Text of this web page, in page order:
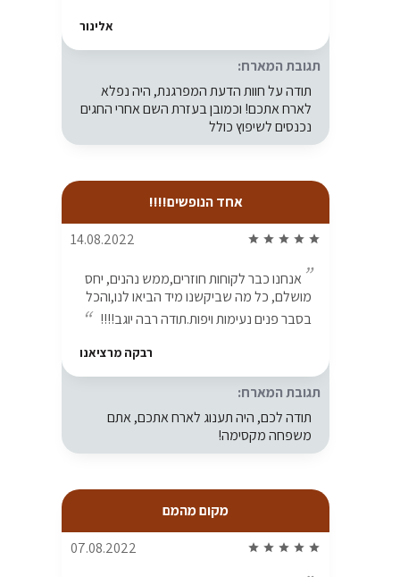
אלינור
תגובת המארח:
תודה על חוות הדעת המפרגנת, היה נפלא
לארח אתכם! וכמובן בעזרת השם אחרי החגים
נכנסים לשיפוץ כולל
אחד הנופשים!!!!
star
star
star
star
star
14.08.2022
אנחנו כבר לקוחות חוזרים,ממש נהנים, יחס
מושלם, כל מה שביקשנו מיד הביאו לנו,והכל
בסבר פנים נעימות ויפות.תודה רבה יוגב!!!!
רבקה מרציאנו
תגובת המארח:
תודה לכם, היה תענוג לארח אתכם, אתם
משפחה מקסימה!
מקום מהמם
star
star
star
star
star
07.08.2022